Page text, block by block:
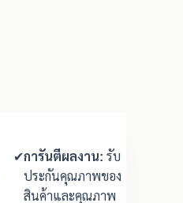
✔การันตีผลงาน: รับ
ประกันคุณภาพของ
สินค้าและคุณภาพ